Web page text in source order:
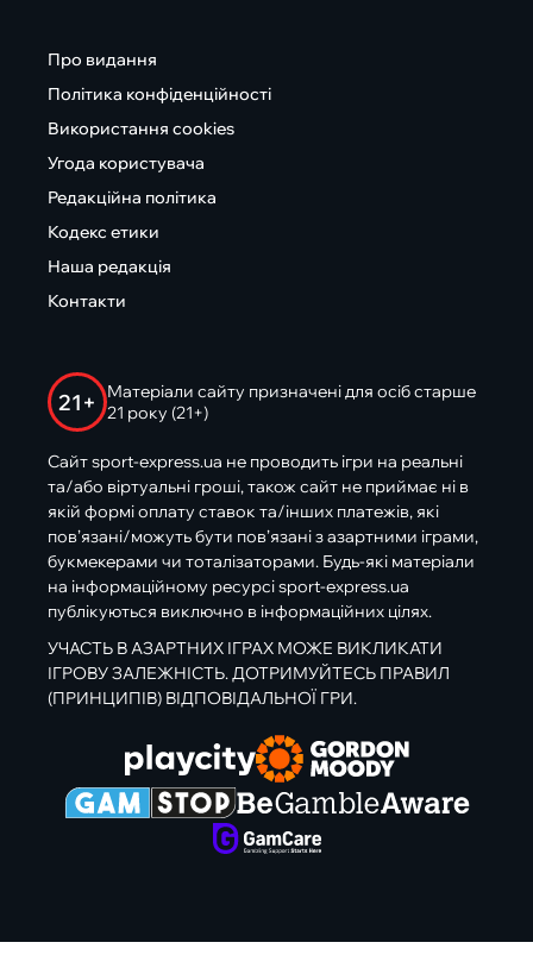
Про видання
Політика конфіденційності
Використання cookies
Угода користувача
Редакційна політика
Кодекс етики
Наша редакція
Контакти
21+
Матеріали сайту призначені для осіб старше
21 року (21+)
Сайт sport-express.ua не проводить ігри на реальні
та/або віртуальні гроші, також сайт не приймає ні в
якій формі оплату ставок та/інших платежів, які
пов’язані/можуть бути пов’язані з азартними іграми,
букмекерами чи тоталізаторами. Будь-які матеріали
на інформаційному ресурсі sport-express.ua
публікуються виключно в інформаційних цілях.
УЧАСТЬ В АЗАРТНИХ ІГРАХ МОЖЕ ВИКЛИКАТИ
ІГРОВУ ЗАЛЕЖНІСТЬ. ДОТРИМУЙТЕСЬ ПРАВИЛ
(ПРИНЦИПІВ) ВІДПОВІДАЛЬНОЇ ГРИ.